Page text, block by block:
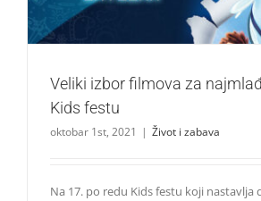
Veliki izbor filmova za
Kids festu
oktobar 1st, 2021 | Život i zabava
Na 17. po redu Kids festu koji nastavlja